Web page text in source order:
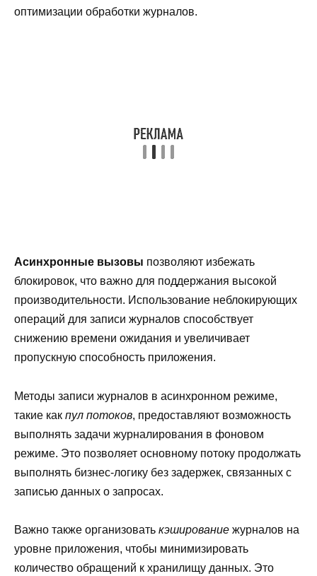
оптимизации обработки журналов.
Асинхронные вызовы позволяют избежать
блокировок, что важно для поддержания высокой
производительности. Использование неблокирующих
операций для записи журналов способствует
снижению времени ожидания и увеличивает
пропускную способность приложения.
Методы записи журналов в асинхронном режиме,
такие как пул потоков, предоставляют возможность
выполнять задачи журналирования в фоновом
режиме. Это позволяет основному потоку продолжать
выполнять бизнес-логику без задержек, связанных с
записью данных о запросах.
Важно также организовать кэширование журналов на
уровне приложения, чтобы минимизировать
количество обращений к хранилищу данных. Это